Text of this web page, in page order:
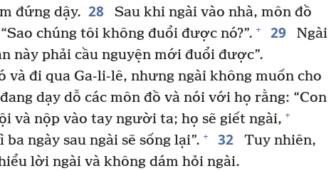
đứng dậy. 28
Sau khi ngài vào nhà, môn đồ
chúng tôi không đuổi được nó?”. + 29
Ngài
này phải cầu nguyện mới đuổi được”.
và đi qua Ga-li-lê, nhưng ngài không muốn cho
dạy dỗ các môn đồ và nói với họ rằng: “Con
và nộp vào tay người ta; họ sẽ giết ngài, +
ngày sau ngài sẽ sống lại”. + 32
Tuy nhiên,
lời ngài và không dám hỏi ngài.